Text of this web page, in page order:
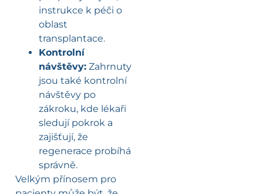
instrukce k péči o
oblast
transplantace.
Kontrolní
návštěvy: Zahrnuty
jsou také kontrolní
návštěvy po
zákroku, kde lékaři
sledují pokrok a
zajišťují, že
regenerace probíhá
správně.
Velkým přínosem pro